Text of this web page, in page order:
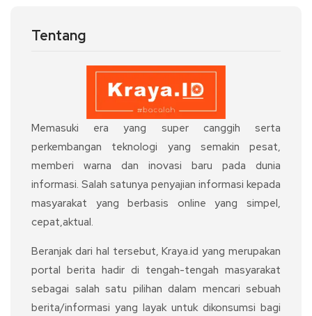
Tentang
Memasuki era yang super canggih serta
perkembangan teknologi yang semakin pesat,
memberi warna dan inovasi baru pada dunia
informasi. Salah satunya penyajian informasi kepada
masyarakat yang berbasis online yang simpel,
cepat,aktual.
Beranjak dari hal tersebut, Kraya.id yang merupakan
portal berita hadir di tengah-tengah masyarakat
sebagai salah satu pilihan dalam mencari sebuah
berita/informasi yang layak untuk dikonsumsi bagi